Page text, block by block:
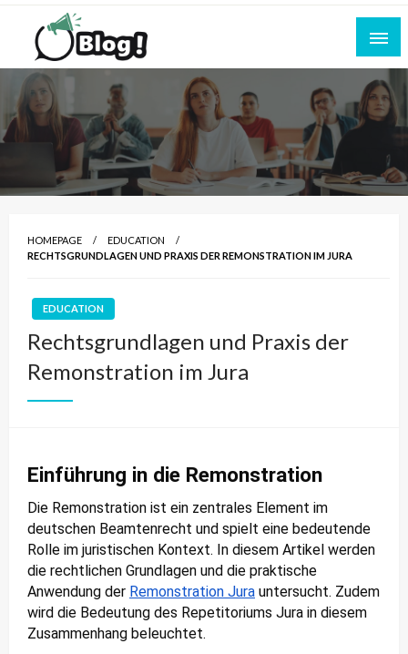
Skip
content
All for Bloggers: Your Ultimate Platform for
Blogging Excellence
Empowering Every Blogger, Every Story
HOMEPAGE
EDUCATION
RECHTSGRUNDLAGEN UND PRAXIS DER REMONSTRATION IM JURA
EDUCATION
Rechtsgrundlagen und Praxis der
Remonstration im Jura
Einführung in die Remonstration
Die Remonstration ist ein zentrales Element im
deutschen Beamtenrecht und spielt eine bedeutende
Rolle im juristischen Kontext. In diesem Artikel werden
die rechtlichen Grundlagen und die praktische
Anwendung der Remonstration Jura untersucht. Zudem
wird die Bedeutung des Repetitoriums Jura in diesem
Zusammenhang beleuchtet.